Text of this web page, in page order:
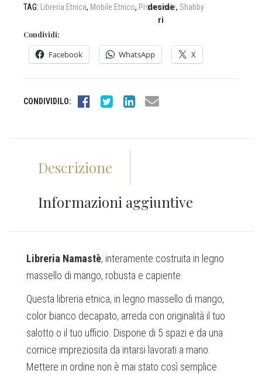
2.490,00€.1.690,00€.
deside
ri
TAG: Libreria Etnica, Mobile Etnico, Provenzale, Shabby
Condividi:
Facebook WhatsApp X
CONDIVIDILO:
Descrizione
Informazioni aggiuntive
Libreria Namastè, interamente costruita in legno
massello di mango, robusta e capiente.
Questa libreria etnica, in legno massello di mango,
color bianco decapato, arreda con originalità il tuo
salotto o il tuo ufficio. Dispone di 5 spazi e da una
cornice impreziosita da intarsi lavorati a mano.
Mettere in ordine non è mai stato così semplice